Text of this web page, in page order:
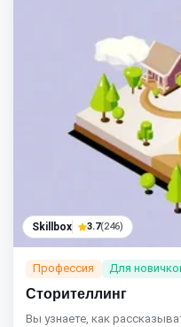
Skillbox 3.7(246)
Профессия Для
Сторителлинг
Вы узнаете, как